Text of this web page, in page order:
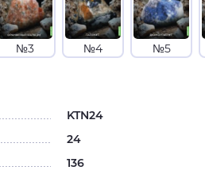
№3 №4 №5
KTN24
24
136